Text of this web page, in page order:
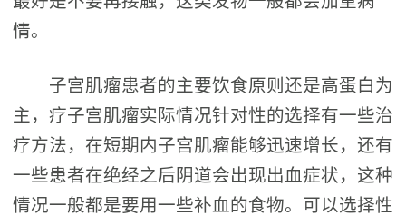
情。
子宫肌瘤患者的主要饮食原则还是高蛋白为
主，疗子宫肌瘤实际情况针对性的选择有一些治
疗方法，在短期内子宫肌瘤能够迅速增长，还有
一些患者在绝经之后阴道会出现出血症状，这种
情况一般都是要用一些补血的食物。可以选择性